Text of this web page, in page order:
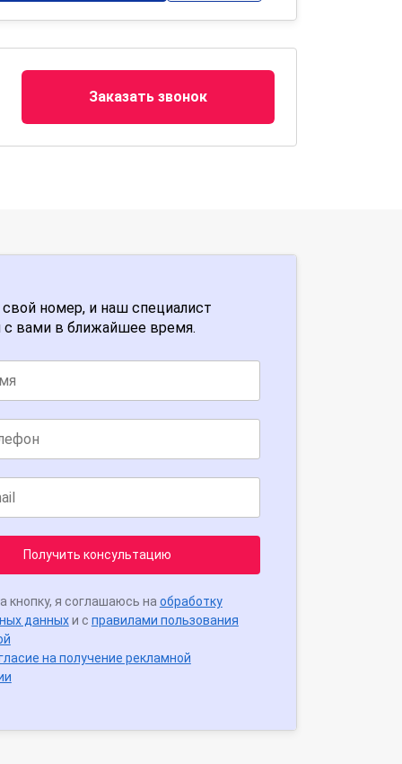
Заказать звонок
номер, и наш специалист
с вами в ближайшее время.
Получить консультацию
кнопку, я соглашаюсь на обработку
данныхи с правилами пользования
на получение рекламной